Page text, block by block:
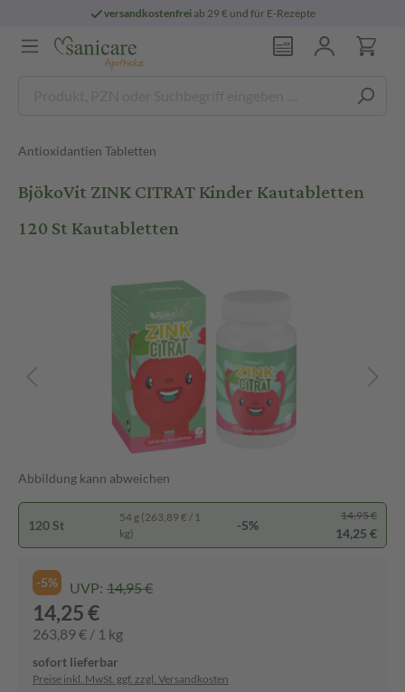
versandkostenfreiab 29 € und für E-Rezepte
Antioxidantien Tabletten
BjökoVit ZINK CITRAT Kinder Kautabletten
120 St Kautabletten
Abbildung kann abweichen
120 St
54 g (263,89 € / 1
kg)
-5%
14,95 €
14,25 €
-5% UVP: 14,95 €
14,25 €
263,89 € / 1 kg
sofort lieferbar
Preise inkl. MwSt. ggf. zzgl. Versandkosten